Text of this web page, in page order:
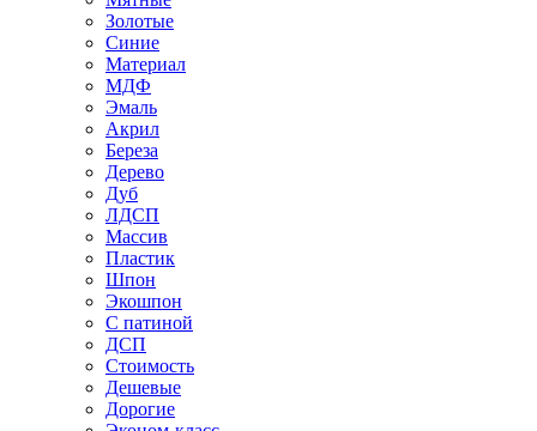
Золотые
Синие
Материал
МДФ
Эмаль
Акрил
Береза
Дерево
Дуб
ЛДСП
Массив
Пластик
Шпон
Экошпон
С патиной
ДСП
Стоимость
Дешевые
Дорогие